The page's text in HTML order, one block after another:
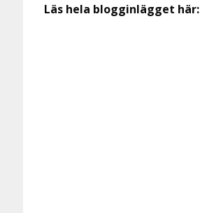
Läs hela blogginlägget här: